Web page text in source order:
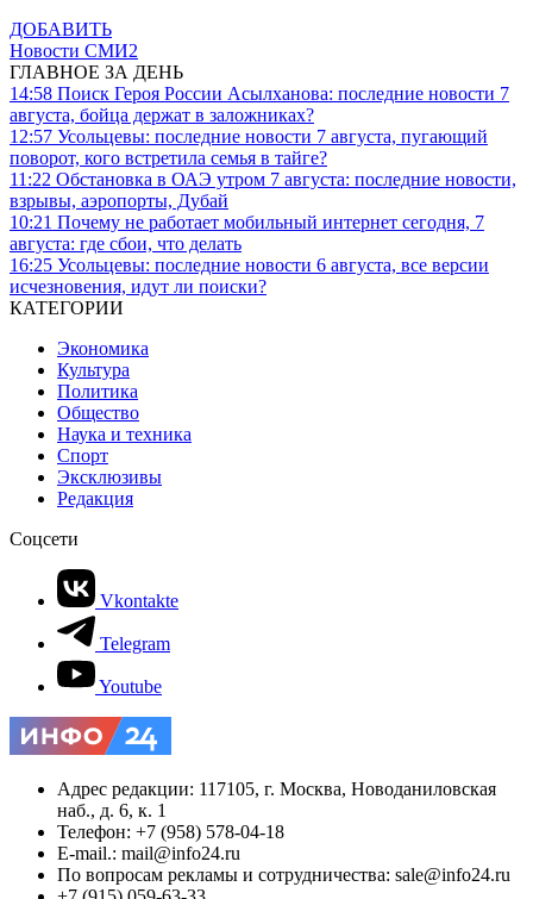
ДОБАВИТЬ
Новости СМИ2
ГЛАВНОЕ ЗА ДЕНЬ
14:58 Поиск Героя России Асылханова: последние новости 7
августа, бойца держат в заложниках?
12:57 Усольцевы: последние новости 7 августа, пугающий
поворот, кого встретила семья в тайге?
11:22 Обстановка в ОАЭ утром 7 августа: последние новости,
взрывы, аэропорты, Дубай
10:21 Почему не работает мобильный интернет сегодня, 7
августа: где сбои, что делать
16:25 Усольцевы: последние новости 6 августа, все версии
исчезновения, идут ли поиски?
КАТЕГОРИИ
Экономика
Культура
Политика
Общество
Наука и техника
Спорт
Эксклюзивы
Редакция
Соцсети
Vkontakte
Telegram
Youtube
Адрес редакции: 117105, г. Москва, Новоданиловская
наб., д. 6, к. 1
Телефон: +7 (958) 578-04-18
E-mail.: mail@info24.ru
По вопросам рекламы и сотрудничества: sale@info24.ru